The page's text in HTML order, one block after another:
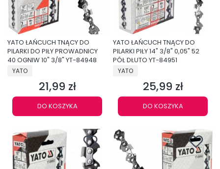
YATO ŁAŃCUCH TNĄCY DO
PILARKI DO PIŁY PROWADNICY
40 OGNIW 10" 3/8" YT-84948
PRODUCENT
YATO
Cena
21,99 zł
DO KOSZYKA
YATO ŁAŃCUCH TNĄCY DO
PILARKI PIŁY 14" 3/8" 0,05" 52
PÓŁ DŁUTO YT-84951
PRODUCENT
YATO
Cena
25,99 zł
DO KOSZYKA